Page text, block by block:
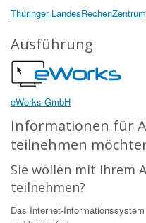
Thüringer LandesRechenZentrum
Ausführung
eWorks GmbH
Informationen für
teilnehmen
Sie wollen mit Ihrem
teilnehmen?
Das Internet-